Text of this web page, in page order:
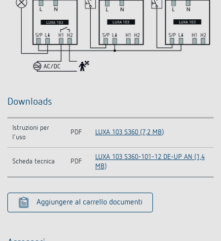
Downloads
Istruzioni per
l'uso
PDF LUXA 103 S360 (7,2 MB)
Scheda tecnica PDF
LUXA 103 S360-101-12 DE-UP AN (1,4
MB)
Aggiungere al carrello documenti